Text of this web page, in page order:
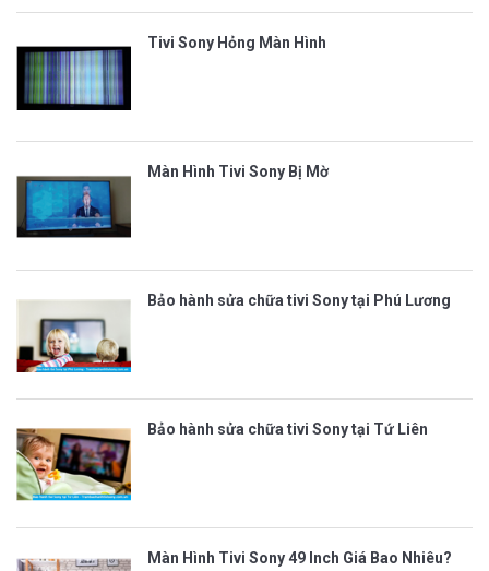
Tivi Sony Hỏng Màn Hình
Màn Hình Tivi Sony Bị Mờ
Bảo hành sửa chữa tivi Sony tại Phú Lương
Bảo hành sửa chữa tivi Sony tại Tứ Liên
Màn Hình Tivi Sony 49 Inch Giá Bao Nhiêu?